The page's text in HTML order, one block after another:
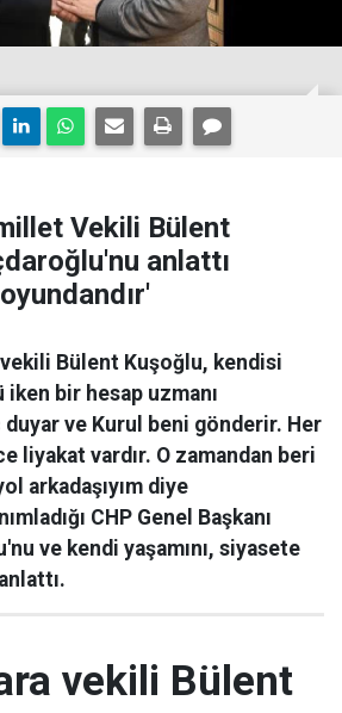
Vekili Bülent
anlattı
Bülent Kuşoğlu, kendisi
iken bir hesap uzmanı
duyar ve Kurul beni gönderir. Her
liyakat vardır. O zamandan beri
arkadaşıyım diye
CHP Genel Başkanı
ve kendi yaşamını, siyasete
vekili Bülent